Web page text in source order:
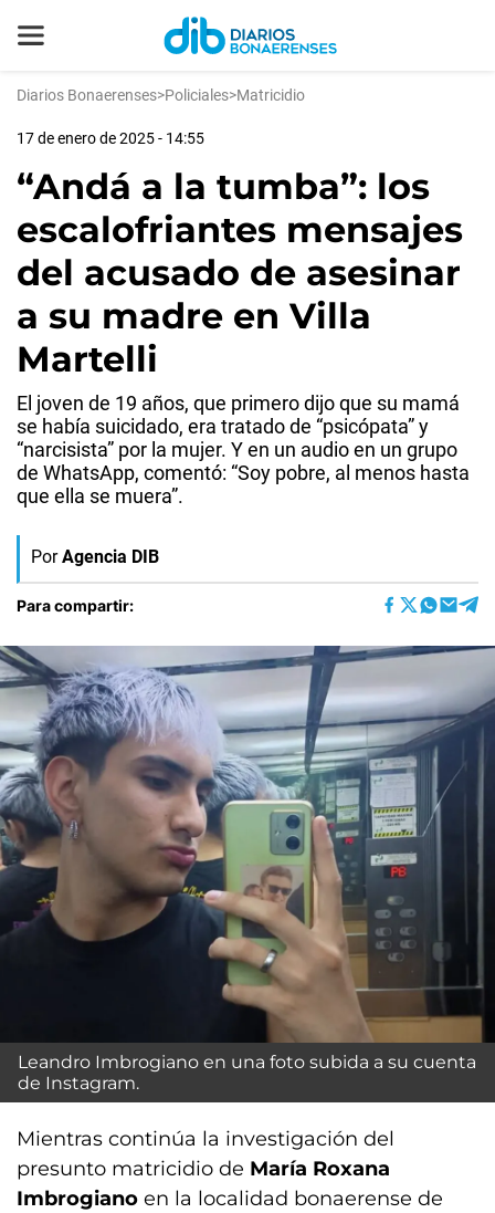
Diarios Bonaerenses>Policiales>Matricidio
17 de enero de 2025 - 14:55
“Andá a la tumba”: los
escalofriantes mensajes
del acusado de asesinar
a su madre en Villa
Martelli
El joven de 19 años, que primero dijo que su mamá
se había suicidado, era tratado de “psicópata” y
“narcisista” por la mujer. Y en un audio en un grupo
de WhatsApp, comentó: “Soy pobre, al menos hasta
que ella se muera”.
Por Agencia DIB
Para compartir:
Leandro Imbrogiano en una foto subida a su cuenta
de Instagram.
Mientras continúa la investigación del
presunto matricidio de María Roxana
Imbrogiano en la localidad bonaerense de